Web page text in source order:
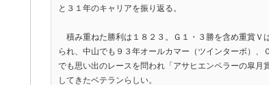
と３１年のキャリアを振り返る。
積み重ねた勝利は１８２３。Ｇ１・３勝を含め重賞Ｖ
られ、中山でも９３年オールカマー（ツインターボ）
でも思い出のレースを問われ「アサヒエンペラーの皐
してきたベテランらしい。